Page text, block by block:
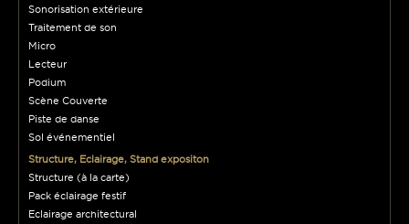
Sonorisation extérieure
Traitement de son
Micro
Lecteur
Podium
Scène Couverte
Piste de danse
Sol événementiel
Structure, Eclairage, Stand expositon
Structure (à la carte)
Pack éclairage festif
Eclairage architectural